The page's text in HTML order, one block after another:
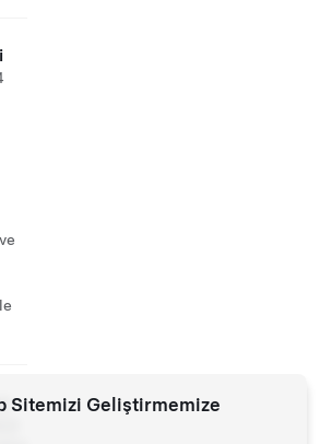
Sitemizi Geliştirmemize